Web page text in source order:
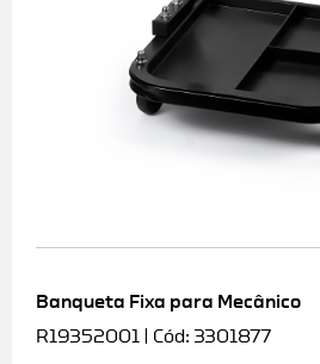
Banqueta Fixa para Mecânico
R19352001 | Cód: 3301877